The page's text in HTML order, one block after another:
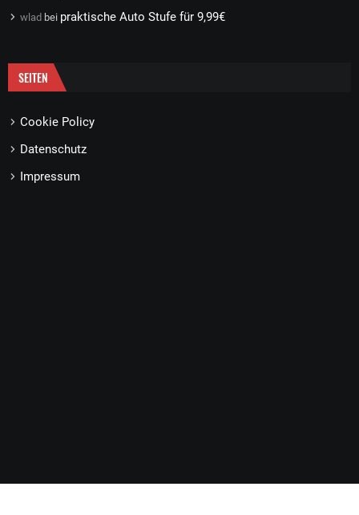
wlad bei praktische Auto Stufe für 9,99€
SEITEN
Cookie Policy
Datenschutz
Impressum